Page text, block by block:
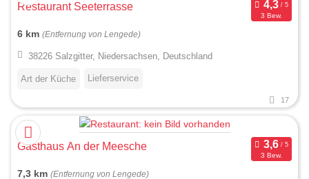
Restaurant Seeterrasse
3 Bew.
6 km (Entfernung von Lengede)
38226 Salzgitter, Niedersachsen, Deutschland
Art der Küche Lieferservice
17
Gasthaus An der Meesche
3 Bew.
7,3 km (Entfernung von Lengede)